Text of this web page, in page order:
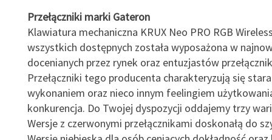
Przełączniki marki Gateron
Klawiatura mechaniczna KRUX Neo PRO RGB
wszystkich dostępnych została wyposażona w
docenianych przez rynek oraz entuzjastów
Przełączniki tego producenta charakteryzują się
wykonaniem oraz nieco innym feelingiem
konkurencja. Do Twojej dyspozycji oddajemy trzy
Wersje z czerwonymi przełącznikami doskonałą do